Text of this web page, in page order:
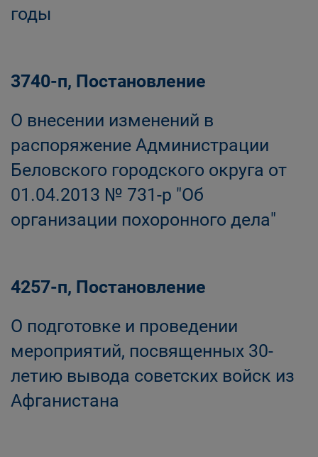
годы
3740-п, Постановление
О внесении изменений в
распоряжение Администрации
Беловского городского округа от
01.04.2013 № 731-р "Об
организации похоронного дела"
4257-п, Постановление
О подготовке и проведении
мероприятий, посвященных 30-
летию вывода советских войск из
Афганистана